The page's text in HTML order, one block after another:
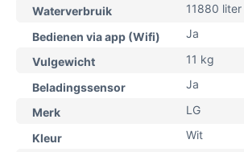
Waterverbruik 11880 liter
Bedienen via app (Wifi) Ja
Vulgewicht 11 kg
Beladingssensor Ja
Merk LG
Kleur Wit